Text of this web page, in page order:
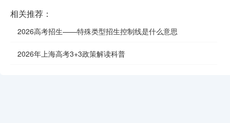
相关推荐：
2026高考招生——特殊类型招生控制线是什么意思
2026年上海高考3+3政策解读科普